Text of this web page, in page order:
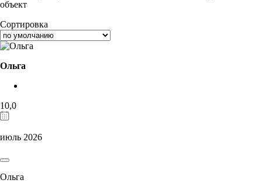
объект
Сортировка
Ольга
10,0
июль 2026
Ольга